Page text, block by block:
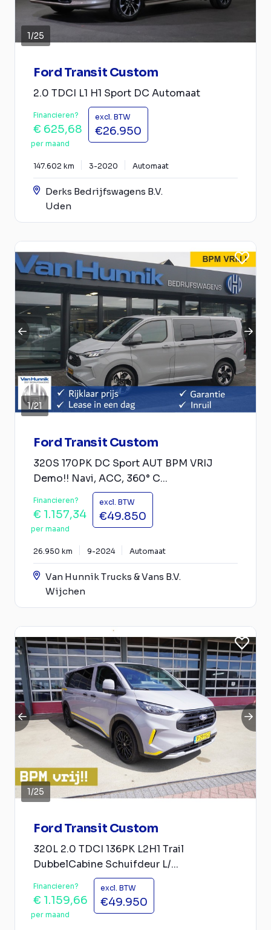
1/25
Ford Transit Custom
2.0 TDCI L1 H1 Sport DC Automaat
Financieren?
€ 625,68
per maand
excl. BTW
€26.950
147.602 km 3-2020 Automaat
Derks Bedrijfswagens B.V.
Uden
1/21
Ford Transit Custom
320S 170PK DC Sport AUT BPM VRIJ
Demo!! Navi, ACC, 360° C...
Financieren?
€ 1.157,34
per maand
excl. BTW
€49.850
26.950 km 9-2024 Automaat
Van Hunnik Trucks & Vans B.V.
Wijchen
1/25
Ford Transit Custom
320L 2.0 TDCI 136PK L2H1 Trail
DubbelCabine Schuifdeur L/...
Financieren?
€ 1.159,66
per maand
excl. BTW
€49.950